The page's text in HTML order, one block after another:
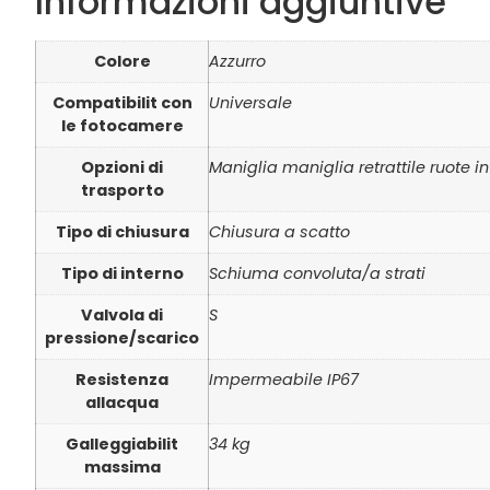
Colore
Azzurro
Compatibilit con
le fotocamere
Universale
Opzioni di
trasporto
Maniglia maniglia retrattile ruote
Tipo di chiusura
Chiusura a scatto
Tipo di interno
Schiuma convoluta/a strati
Valvola di
pressione/scarico
S
Resistenza
allacqua
Impermeabile IP67
Galleggiabilit
massima
34 kg